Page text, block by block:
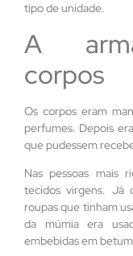
tipo de unidade.
A
corpos
Os corpos eram
perfumes. Depois
que pudessem
Nas pessoas mais
tecidos virgens. Já
roupas que tinham
da múmia era
embebidas em